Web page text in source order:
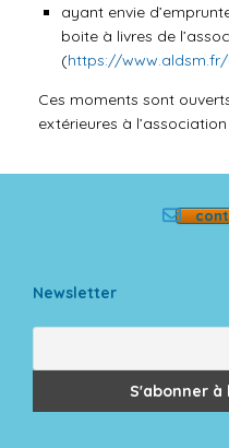
ayant envie
boite à livres de
(https://
Ces moments sont
extérieures à
Newsletter